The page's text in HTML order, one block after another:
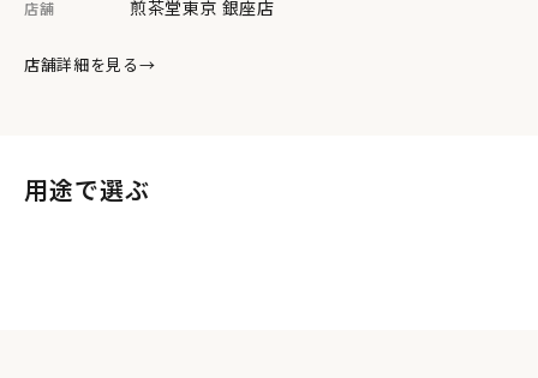
店舗 煎茶堂東京 銀座店
店舗詳細を見る→
用途で選ぶ
日常のために